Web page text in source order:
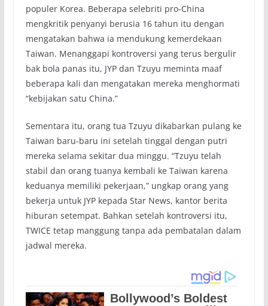
populer Korea. Beberapa selebriti pro-China
mengkritik penyanyi berusia 16 tahun itu dengan
mengatakan bahwa ia mendukung kemerdekaan
Taiwan. Menanggapi kontroversi yang terus bergulir
bak bola panas itu, JYP dan Tzuyu meminta maaf
beberapa kali dan mengatakan mereka menghormati
“kebijakan satu China.”
Sementara itu, orang tua Tzuyu dikabarkan pulang ke
Taiwan baru-baru ini setelah tinggal dengan putri
mereka selama sekitar dua minggu. “Tzuyu telah
stabil dan orang tuanya kembali ke Taiwan karena
keduanya memiliki pekerjaan,” ungkap orang yang
bekerja untuk JYP kepada Star News, kantor berita
hiburan setempat. Bahkan setelah kontroversi itu,
TWICE tetap manggung tanpa ada pembatalan dalam
jadwal mereka.